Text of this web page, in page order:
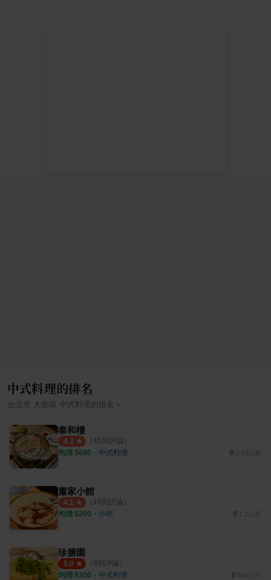
中式料理的排名
台北市 大安區 中式料理 的排名 ›
泰和樓
4.3 （ 45則評論）
均消 $680 ・ 中式料理 2.43公里
蕭家小館
4.1 （ 15則評論）
均消 $200 ・ 小吃 1.1公里
珍膳園
5.0 （ 8則評論）
均消 $300 ・ 中式料理